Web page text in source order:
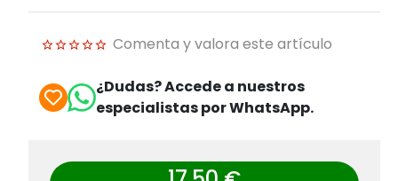
Comenta y valora este artículo
¿Dudas? Accede a nuestros
especialistas por WhatsApp.